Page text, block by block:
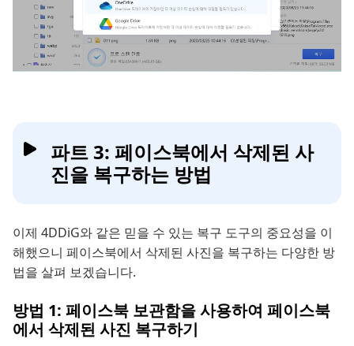
파트 3: 페이스북에서 삭제된 사
진을 복구하는 방법
이제 4DDiG와 같은 믿을 수 있는 복구 도구의 중요성을 이
해했으니 페이스북에서 삭제된 사진을 복구하는 다양한 방
법을 살펴 보겠습니다.
방법 1: 페이스북 보관함을 사용하여 페이스북
에서 삭제된 사진 복구하기